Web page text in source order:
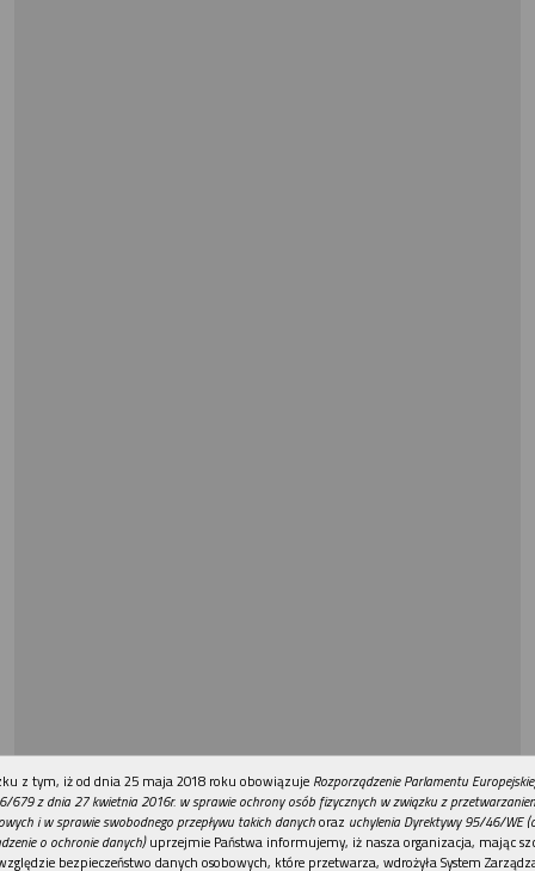
REKLAMA
z tym, iż od dnia 25 maja 2018 roku obowiązuje Rozporządzenie Parlamentu
679 z dnia 27 kwietnia 2016r. w sprawie ochrony osób fizycznych w związku z
i w sprawie swobodnego przepływu takich danychoraz uchylenia Dyrektywy 95/46/WE
o ochronie danych)uprzejmie Państwa informujemy, iż nasza organizacja, mając
bezpieczeństwo danych osobowych, które przetwarza, wdrożyła System